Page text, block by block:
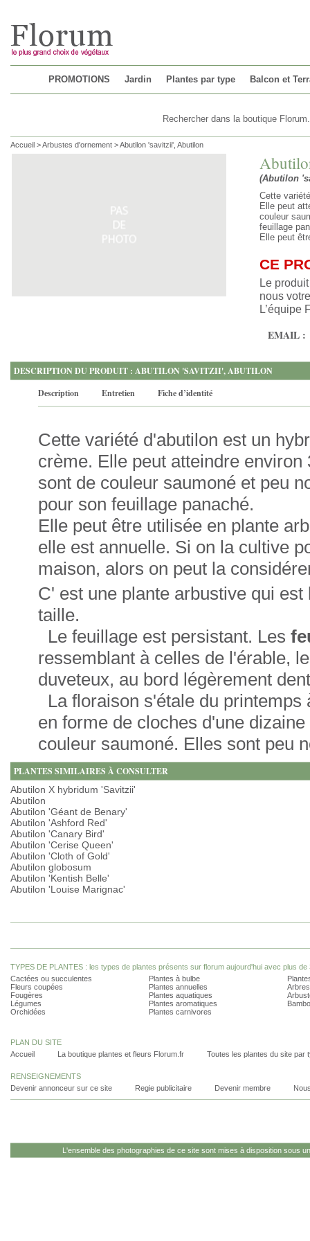
PROMOTIONS Jardin Plantes par type Balcon et
Accueil >Arbustes d'ornement >Abutilon 'savitzii', Abutilon
(Abutilon
Cette
Elle peut
couleur
feuillage
Elle peut
CE
Le
nous
L’équipe
EMAIL :
DESCRIPTION DU PRODUIT : ABUTILON 'SAVITZII', ABUTILON
Description
Entretien Fiche d’identité
Cette variété d'abutilon est un
crème. Elle peut atteindre
sont de couleur saumoné et peu
pour son feuillage panaché.
Elle peut être utilisée en plante
elle est annuelle. Si on la cultive
maison, alors on peut la
C' est une plante arbustive qui
taille.
Le feuillage est persistant. Les
ressemblant à celles de l'érable,
duveteux, au bord légèrement
La floraison s'étale du
en forme de cloches d'une
couleur saumoné. Elles sont peu
PLANTES SIMILAIRES À CONSULTER
Abutilon X hybridum 'Savitzii'
Abutilon
Abutilon 'Géant de Benary'
Abutilon 'Ashford Red'
Abutilon 'Canary Bird'
Abutilon 'Cerise Queen'
Abutilon 'Cloth of Gold'
Abutilon globosum
Abutilon 'Kentish Belle'
Abutilon 'Louise Marignac'
TYPES DE PLANTES : les types de plantes présents sur florum aujourd'hui avec plus de
Cactées ou succulentes
Fleurs coupées
Fougères
Légumes
Orchidées
Plantes à bulbe
Plantes annuelles
Plantes aquatiques
Plantes aromatiques
Plantes carnivores
PLAN DU SITE
Accueil
La boutique plantes et fleurs Florum.fr Toutes les plantes du site par
RENSEIGNEMENTS
Devenir annonceur sur ce site
Regie publicitaire Devenir membre
L'ensemble des photographies de ce site sont mises à disposition sous